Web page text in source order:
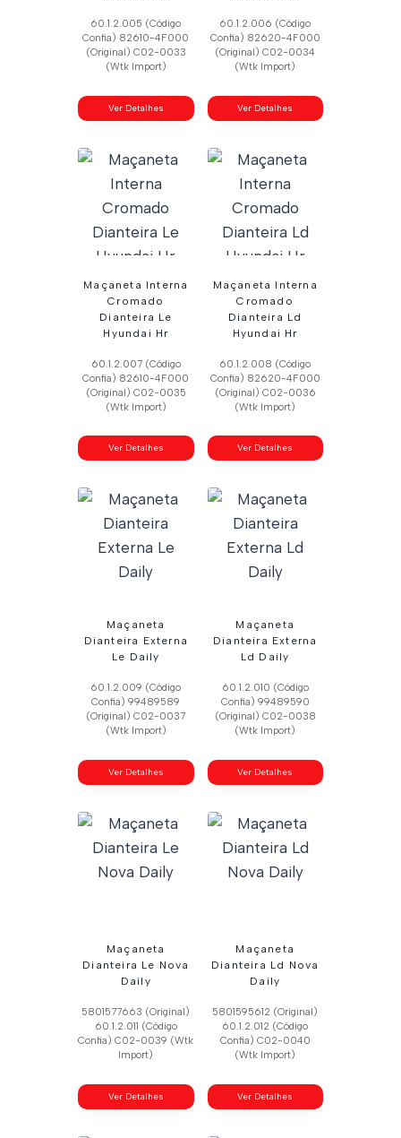
60.1.2.005 (Código
Confia) 82610-4F000
(Original) C02-0033
(Wtk Import)
Ver Detalhes
60.1.2.006 (Código
Confia) 82620-4F000
(Original) C02-0034
(Wtk Import)
Ver Detalhes
Maçaneta Interna
Cromado
Dianteira Le
Hyundai Hr
60.1.2.007 (Código
Confia) 82610-4F000
(Original) C02-0035
(Wtk Import)
Ver Detalhes
Maçaneta Interna
Cromado
Dianteira Ld
Hyundai Hr
60.1.2.008 (Código
Confia) 82620-4F000
(Original) C02-0036
(Wtk Import)
Ver Detalhes
Maçaneta
Dianteira Externa
Le Daily
60.1.2.009 (Código
Confia) 99489589
(Original) C02-0037
(Wtk Import)
Ver Detalhes
Maçaneta
Dianteira Externa
Ld Daily
60.1.2.010 (Código
Confia) 99489590
(Original) C02-0038
(Wtk Import)
Ver Detalhes
Maçaneta
Dianteira Le Nova
Daily
5801577663 (Original)
60.1.2.011 (Código
Confia) C02-0039 (Wtk
Import)
Ver Detalhes
Maçaneta
Dianteira Ld Nova
Daily
5801595612 (Original)
60.1.2.012 (Código
Confia) C02-0040
(Wtk Import)
Ver Detalhes